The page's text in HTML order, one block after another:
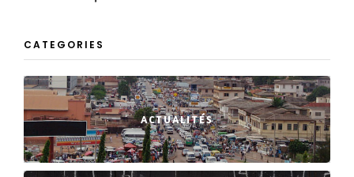
CATEGORIES
ACTUALITÉS